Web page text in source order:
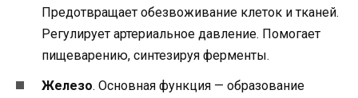
Предотвращает обезвоживание клеток и тканей.
Регулирует артериальное давление. Помогает
пищеварению, синтезируя ферменты.
Железо. Основная функция — образование